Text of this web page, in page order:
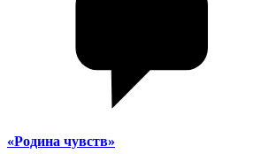
«Родина чувств»